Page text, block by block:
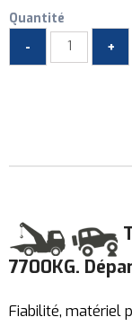
Quantité
7700KG.
Fiabilité, matériel